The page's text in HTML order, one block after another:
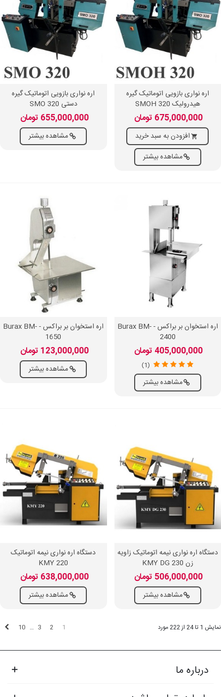
اره نواری بازویی اتوماتیک گیره
هیدرولیک SMOH 320
675,000,000 تومان
افزودن به سبد خرید
مشاهده بیشتر
اره نواری بازویی اتوماتیک گیره
دستی SMO 320
655,000,000 تومان
مشاهده بیشتر
اره استخوان بر براکس - Burax BM-
2400
405,000,000 تومان
(1)
مشاهده بیشتر
اره استخوان بر براکس - Burax BM-
1650
123,000,000 تومان
مشاهده بیشتر
دستگاه اره نواری نیمه اتوماتیک زاویه
زن KMY DG 230
506,000,000 تومان
مشاهده بیشتر
دستگاه اره نواری نیمه اتوماتیک
KMY 220
638,000,000 تومان
مشاهده بیشتر
نمایش 1 تا 24 از 222 مورد 1
2
3
…
10
درباره ما